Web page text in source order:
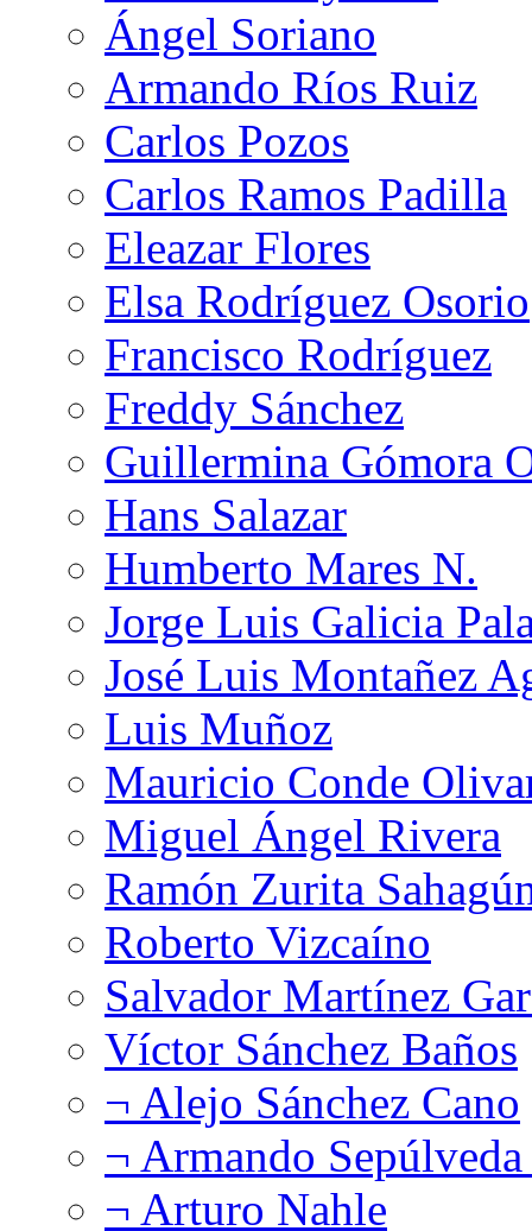
Ángel Soriano
Armando Ríos Ruiz
Carlos Pozos
Carlos Ramos Padilla
Eleazar Flores
Elsa Rodríguez Osorio
Francisco Rodríguez
Freddy Sánchez
Guillermina Gómora
Hans Salazar
Humberto Mares N.
Jorge Luis Galicia
José Luis Montañez
Luis Muñoz
Mauricio Conde
Miguel Ángel Rivera
Ramón Zurita
Roberto Vizcaíno
Salvador Martínez
Víctor Sánchez Baños
¬ Alejo Sánchez Cano
¬ Armando
¬ Arturo Nahle